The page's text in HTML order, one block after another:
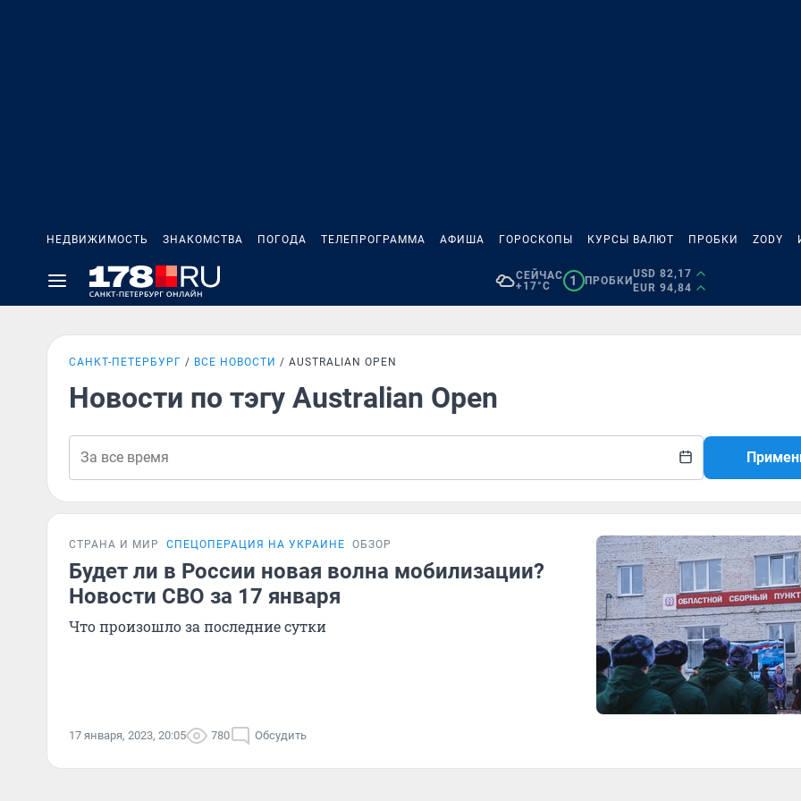
НЕДВИЖИМОСТЬ ЗНАКОМСТВА ПОГОДА ТЕЛЕПРОГРАММА АФИША ГОРОСКОПЫ КУРСЫ ВАЛЮТ ПРОБКИ ZODY
СЕЙЧАС
+17°C
1 ПРОБКИ
USD 82,17
EUR 94,84
САНКТ-ПЕТЕРБУРГ ВСЕ НОВОСТИ AUSTRALIAN OPEN
Новости по тэгу Australian Open
СТРАНА И МИР СПЕЦОПЕРАЦИЯ НА УКРАИНЕ ОБЗОР
Будет ли в России новая волна мобилизации?
Новости СВО за 17 января
Что произошло за последние сутки
17 января, 2023, 20:05 780 Обсудить